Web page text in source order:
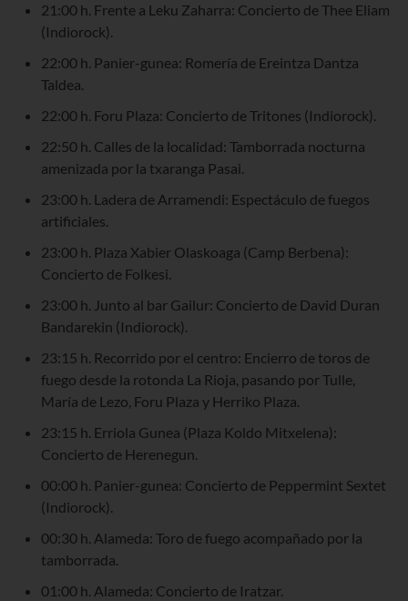
21:00 h. Frente a Leku Zaharra: Concierto de Thee Eliam
(Indiorock).
22:00 h. Panier-gunea: Romería de Ereintza Dantza
Taldea.
22:00 h. Foru Plaza: Concierto de Tritones (Indiorock).
22:50 h. Calles de la localidad: Tamborrada nocturna
amenizada por la txaranga Pasai.
23:00 h. Ladera de Arramendi: Espectáculo de fuegos
artificiales.
23:00 h. Plaza Xabier Olaskoaga (Camp Berbena):
Concierto de Folkesi.
23:00 h. Junto al bar Gailur: Concierto de David Duran
Bandarekin (Indiorock).
23:15 h. Recorrido por el centro: Encierro de toros de
fuego desde la rotonda La Rioja, pasando por Tulle,
María de Lezo, Foru Plaza y Herriko Plaza.
23:15 h. Erriola Gunea (Plaza Koldo Mitxelena):
Concierto de Herenegun.
00:00 h. Panier-gunea: Concierto de Peppermint Sextet
(Indiorock).
00:30 h. Alameda: Toro de fuego acompañado por la
tamborrada.
01:00 h. Alameda: Concierto de Iratzar.